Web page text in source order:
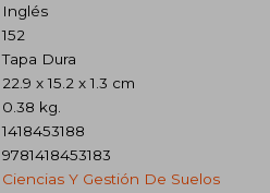
Inglés
152
Tapa Dura
22.9 x 15.2 x 1.3 cm
0.38 kg.
1418453188
9781418453183
Ciencias Y Gestión De Suelos